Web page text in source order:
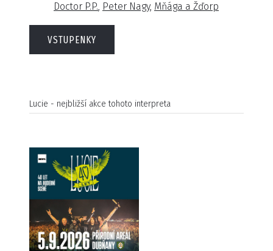
Doctor P.P. Peter Nagy Mňága a Žďorp
VSTUPENKY
Lucie - nejbližší akce tohoto interpreta